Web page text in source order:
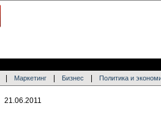
Маркетинг Бизнес Политика и
21.06.2011